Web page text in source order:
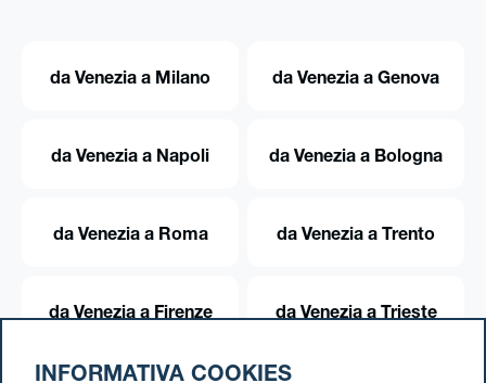
da Venezia a Milano da Venezia a Genova
da Venezia a Napoli da Venezia a Bologna
da Venezia a Roma da Venezia a Trento
da Venezia a Firenze da Venezia a Trieste
INFORMATIVA COOKIES